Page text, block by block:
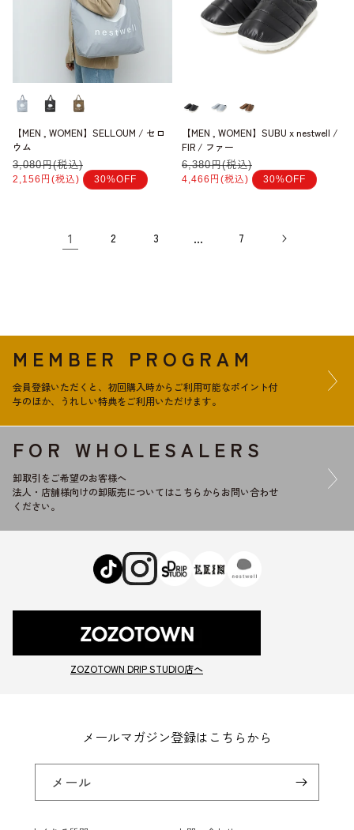
【MEN , WOMEN】SELLOUM / セロ
ウム
通
常
価
3,080円(税込)
ー
ル
価
2,156円(税込) 30%OFF
【MEN , WOMEN】SUBU x nestwell /
FIR / ファー
通
常
価
6,380円(税込)
ー
ル
価
4,466円(税込) 30%OFF
1 2 3 … 7
MEMBER PROGRAM
会員登録いただくと、初回購入時からご利用可能なポイント付
与のほか、うれしい特典をご利用いただけます。
FOR WHOLESALERS
卸取引をご希望のお客様へ
法人・店舗様向けの卸販売についてはこちらからお問い合わせ
ください。
ZOZOTOWN DRIP STUDIO店へ
メールマガジン登録はこちらから
メール